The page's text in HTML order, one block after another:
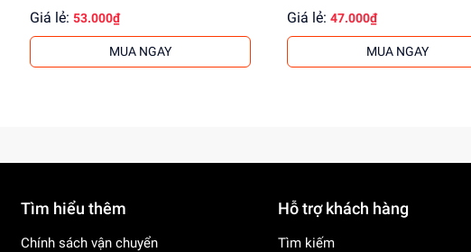
Giá lẻ: 53.000₫
MUA NGAY
Giá lẻ: 47.000₫
MUA NGAY
Tìm hiểu thêm
Chính sách vận chuyển
Hỗ trợ khách hàng
Tìm kiếm